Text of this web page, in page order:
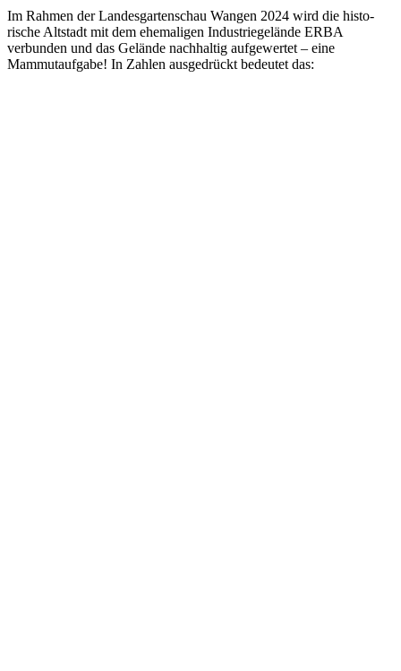
Im Rahmen der Landesgarten­schau Wangen 2024 wird die histo­
rische Altstadt mit dem ehemaligen Industriegelände ERBA
verbunden und das Gelände nachhaltig aufgewertet – eine
Mammutaufgabe! In Zahlen aus­gedrückt bedeutet das: